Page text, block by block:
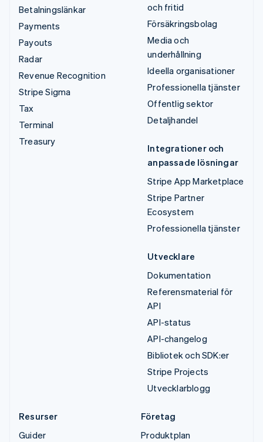
Betalningslänkar
Payments
Payouts
Radar
Revenue Recognition
Stripe Sigma
Tax
Terminal
Treasury
och fritid
Försäkringsbolag
Media och
underhållning
Ideella organisationer
Professionella tjänster
Offentlig sektor
Detaljhandel
Integrationer och
anpassade lösningar
Stripe App Marketplace
Stripe Partner
Ecosystem
Professionella tjänster
Utvecklare
Dokumentation
Referensmaterial för
API
API-status
API-changelog
Bibliotek och SDK:er
Stripe Projects
Utvecklarblogg
Resurser
Guider
Företag
Produktplan